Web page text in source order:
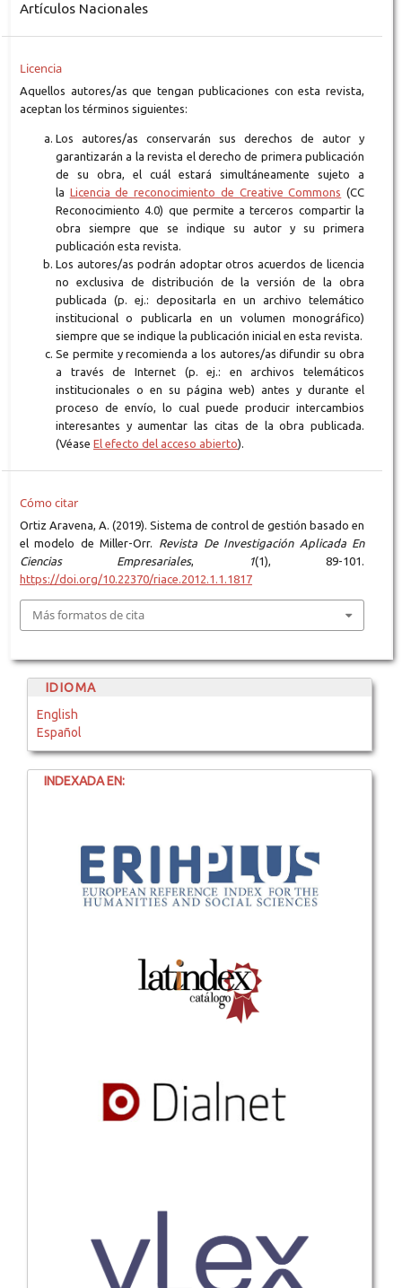
Artículos Nacionales
Licencia
Aquellos autores/as que tengan publicaciones con esta revista,
aceptan los términos siguientes:
Los autores/as conservarán sus derechos de autor y
garantizarán a la revista el derecho de primera publicación
de su obra, el cuál estará simultáneamente sujeto a
la Licencia de reconocimiento de Creative Commons (CC
Reconocimiento 4.0) que permite a terceros compartir la
obra siempre que se indique su autor y su primera
publicación esta revista.
Los autores/as podrán adoptar otros acuerdos de licencia
no exclusiva de distribución de la versión de la obra
publicada (p. ej.: depositarla en un archivo telemático
institucional o publicarla en un volumen monográfico)
siempre que se indique la publicación inicial en esta revista.
Se permite y recomienda a los autores/as difundir su obra
a través de Internet (p. ej.: en archivos telemáticos
institucionales o en su página web) antes y durante el
proceso de envío, lo cual puede producir intercambios
interesantes y aumentar las citas de la obra publicada.
(Véase El efecto del acceso abierto).
Cómo citar
Ortiz Aravena, A. (2019). Sistema de control de gestión basado en
el modelo de Miller-Orr. Revista De Investigación Aplicada En
Ciencias Empresariales, 1(1), 89-101.
https://doi.org/10.22370/riace.2012.1.1.1817
Más formatos de cita
IDIOMA
English
Español
INDEXADA EN: